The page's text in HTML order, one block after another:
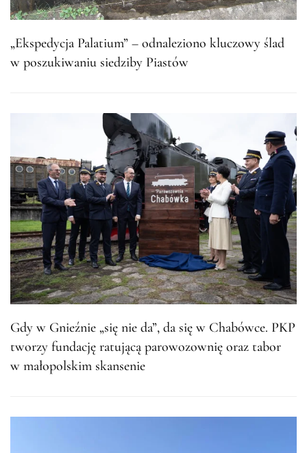
„Ekspedycja Palatium” – odnaleziono kluczowy ślad
w poszukiwaniu siedziby Piastów
Gdy w Gnieźnie „się nie da”, da się w Chabówce. PKP
tworzy fundację ratującą parowozownię oraz tabor
w małopolskim skansenie